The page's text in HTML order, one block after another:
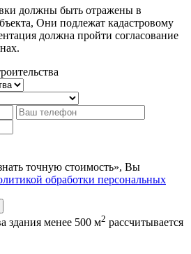
должны быть отражены в
Они подлежат кадастровому
должна пройти согласование
точную стоимость», Вы
обработки персональных
здания менее 500 м2 рассчитывается